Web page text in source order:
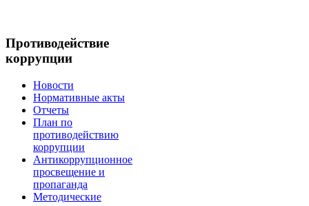
Противодействие
коррупции
Новости
Нормативные акты
Отчеты
План по
противодействию
коррупции
Антикоррупционное
просвещение и
пропаганда
Методические